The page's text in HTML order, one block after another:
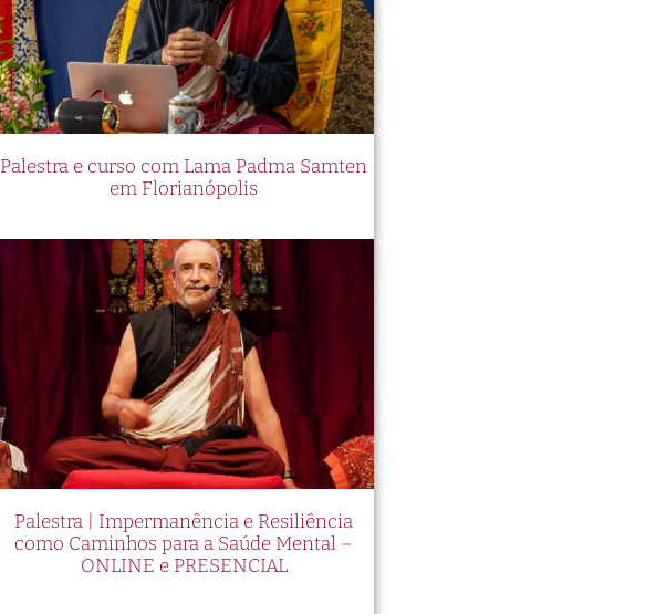
Palestra e curso com Lama Padma Samten
em Florianópolis
Palestra | Impermanência e Resiliência
como Caminhos para a Saúde Mental –
ONLINE e PRESENCIAL